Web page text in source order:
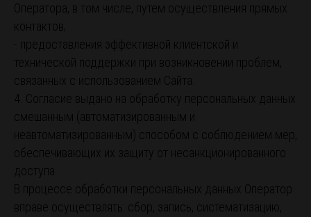
Оператора, в том числе, путем осуществления прямых
контактов;
- предоставления эффективной клиентской и
технической поддержки при возникновении проблем,
связанных с использованием Сайта.
4. Согласие выдано на обработку персональных данных
смешанным (автоматизированным и
неавтоматизированным) способом с соблюдением мер,
обеспечивающих их защиту от несанкционированного
доступа.
В процессе обработки персональных данных Оператор
вправе осуществлять: сбор, запись, систематизацию,